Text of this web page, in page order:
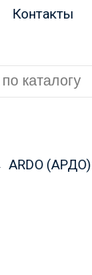
Контакты
ARDO (АРДО)